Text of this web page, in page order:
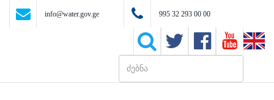
info@water.gov.ge 995 32 293 00 00